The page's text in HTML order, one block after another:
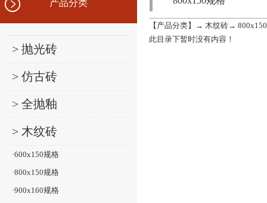
产品分类
> 抛光砖
> 仿古砖
> 全抛釉
> 木纹砖
·600x150规格
·800x150规格
·900x160规格
【 产品分类】→ 木纹砖→
此目录下暂时没有内容！